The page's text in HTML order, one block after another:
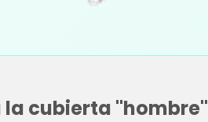
cubierta "hombre"